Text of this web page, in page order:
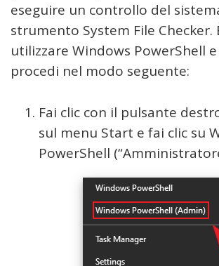
eseguire un controllo del
strumento System File Checker.
utilizzare Windows PowerShell
procedi nel modo seguente:
Fai clic con il pulsante
sul menu Start e fai clic su
PowerShell